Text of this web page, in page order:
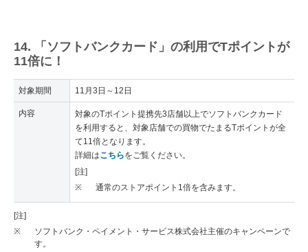
14. 「ソフトバンクカード」の利用でTポイントが
11倍に！
対象期間 11月3日～12日
内容
対象のTポイント提携先3店舗以上でソフトバンクカード
を利用すると、対象店舗での買物でたまるTポイントが全
て11倍となります。
詳細はこちらをご覧ください。
[注]
※
通常のストアポイント1倍を含みます。
[注]
※
ソフトバンク・ペイメント・サービス株式会社主催のキャンペーンで
す。